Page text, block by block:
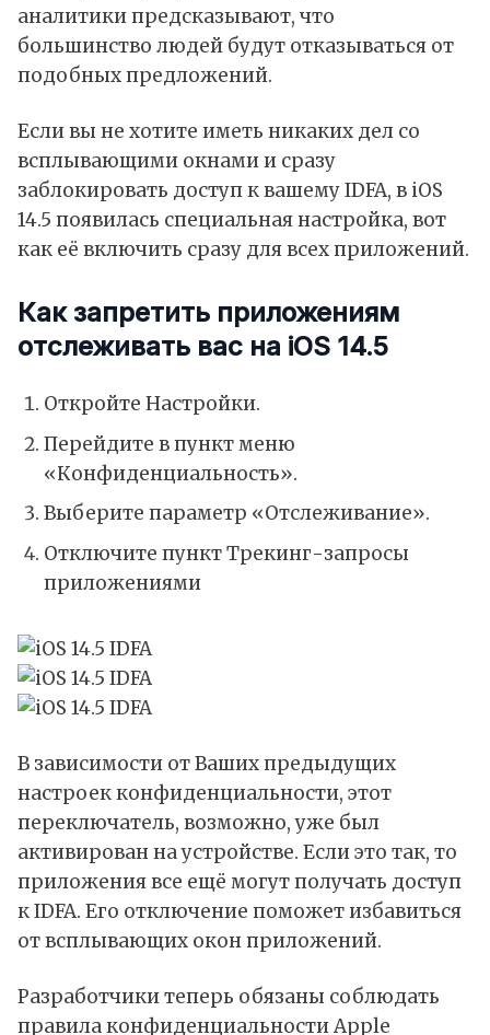
аналитики предсказывают, что
большинство людей будут отказываться от
подобных предложений.
Если вы не хотите иметь никаких дел со
всплывающими окнами и сразу
заблокировать доступ к вашему IDFA, в iOS
14.5 появилась специальная настройка, вот
как её включить сразу для всех приложений.
Как запретить приложениям
отслеживать вас на iOS 14.5
Откройте Настройки.
Перейдите в пункт меню
«Конфиденциальность».
Выберите параметр «Отслеживание».
Отключите пункт Трекинг-запросы
приложениями
В зависимости от Ваших предыдущих
настроек конфиденциальности, этот
переключатель, возможно, уже был
активирован на устройстве. Если это так, то
приложения все ещё могут получать доступ
к IDFA. Его отключение поможет избавиться
от всплывающих окон приложений.
Разработчики теперь обязаны соблюдать
правила конфиденциальностиApple